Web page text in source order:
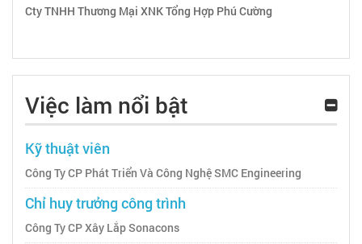
Cty TNHH Thương Mại XNK Tổng Hợp Phú Cường
Việc làm nổi bật
Kỹ thuật viên
Công Ty CP Phát Triển Và Công Nghệ SMC Engineering
Chỉ huy trưởng công trình
Công Ty CP Xây Lắp Sonacons